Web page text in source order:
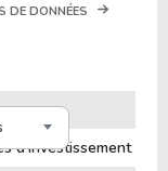
DE DONNÉES
d'Investissement - $